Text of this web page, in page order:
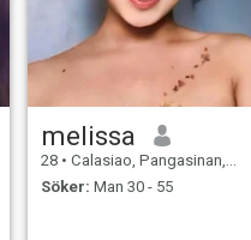
melissa
28 • Calasiao, Pangasinan, Filippinerna
Söker: Man 30 - 55